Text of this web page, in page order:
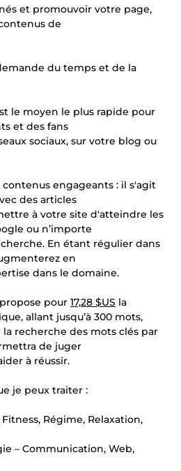
et promouvoir votre page,
de
du temps et de la
le moyen le plus rapide pour
et des fans
sociaux, sur votre blog ou
engageants : il s'agit
des articles
à votre site d'atteindre les
ou n’importe
En étant régulier dans
en
dans le domaine.
pour 17,28 $US la
allant jusqu’à 300 mots,
recherche des mots clés par
de juger
à réussir.
je peux traiter :
Régime, Relaxation,
– Communication, Web,